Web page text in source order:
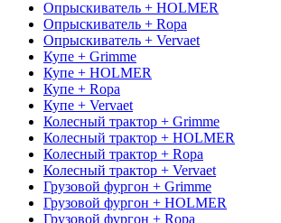
Опрыскиватель + HOLMER
Опрыскиватель + Ropa
Опрыскиватель + Vervaet
Купе + Grimme
Купе + HOLMER
Купе + Ropa
Купе + Vervaet
Колесный трактор + Grimme
Колесный трактор + HOLMER
Колесный трактор + Ropa
Колесный трактор + Vervaet
Грузовой фургон + Grimme
Грузовой фургон + HOLMER
Грузовой фургон + Ropa